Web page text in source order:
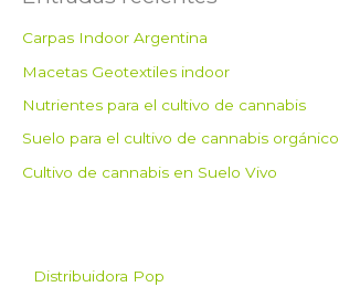
Carpas Indoor Argentina
Macetas Geotextiles indoor
Nutrientes para el cultivo de cannabis
Suelo para el cultivo de cannabis orgánico
Cultivo de cannabis en Suelo Vivo
Distribuidora Pop